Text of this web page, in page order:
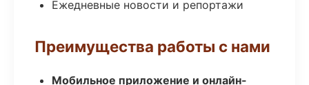
Ежедневные новости и репортажи
Преимущества работы с нами
Мобильное приложение и онлайн-